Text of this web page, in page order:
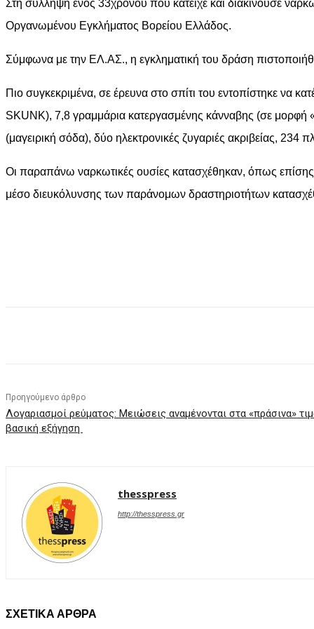
Στη σύλληψη ενός 33χρονου που κατείχε και διακινούσε
Οργανωμένου Εγκλήματος Βορείου Ελλάδος.
Σύμφωνα με την ΕΛ.ΑΣ., η εγκληματική του δράση
Πιο συγκεκριμένα, σε έρευνα στο σπίτι του εντοπίστηκε να
SKUNK), 7,8 γραμμάρια κατεργασμένης κάνναβης (σε μορφή
(μαγειρική σόδα), δύο ηλεκτρονικές ζυγαριές ακριβείας,
Οι παραπάνω ναρκωτικές ουσίες κατασχέθηκαν, όπως
μέσο διευκόλυνσης των παράνομων δραστηριοτήτων
Προηγούμενο άρθρο
Λογαριασμοί ρεύματος: Μειώσεις αναμένονται στα «πράσινα»
βασική εξήγηση
thesspress
http://thesspress.gr
ΣΧΕΤΙΚΑ ΑΡΘΡΑ